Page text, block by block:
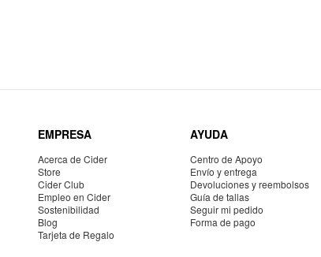
EMPRESA
Acerca de Cider
Store
Cider Club
Empleo en Cider
Sostenibilidad
Blog
Tarjeta de Regalo
AYUDA
Centro de Apoyo
Envío y entrega
Devoluciones y reembolsos
Guía de tallas
Seguir mi pedido
Forma de pago